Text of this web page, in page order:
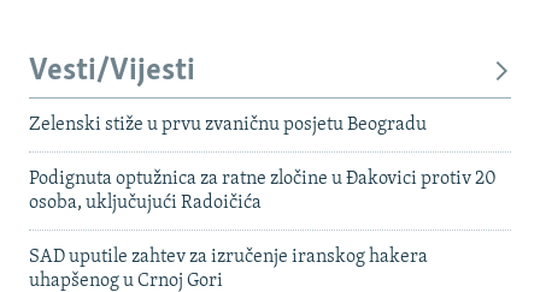
Vesti/Vijesti
Zelenski stiže u prvu zvaničnu posjetu Beogradu
Podignuta optužnica za ratne zločine u Đakovici protiv 20
osoba, uključujući Radoičića
SAD uputile zahtev za izručenje iranskog hakera
uhapšenog u Crnoj Gori